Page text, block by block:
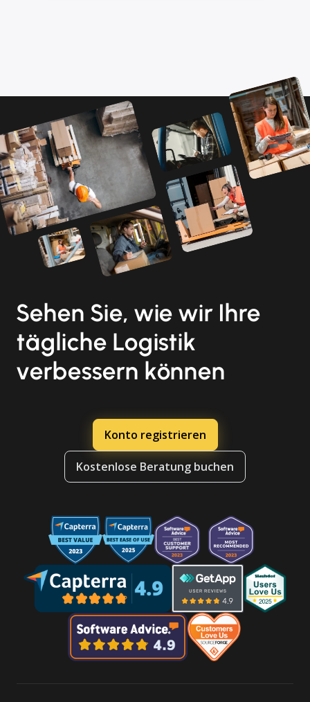
Sehen Sie, wie wir Ihre
tägliche Logistik
verbessern können
Konto registrieren
Kostenlose Beratung buchen